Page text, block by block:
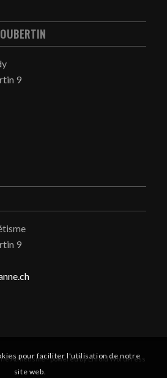
9
9
Athlétisme -powered by Enfold WordPress
pour faciliter l'utilisation de notre
site web.